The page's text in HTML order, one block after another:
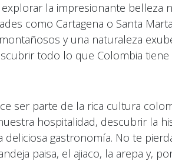
la impresionante belleza
como Cartagena o Santa
y una naturaleza
todo lo que Colombia tiene
ser parte de la rica cultura
hospitalidad, descubrir la
gastronomía. No te
paisa, el ajiaco, la arepa y,